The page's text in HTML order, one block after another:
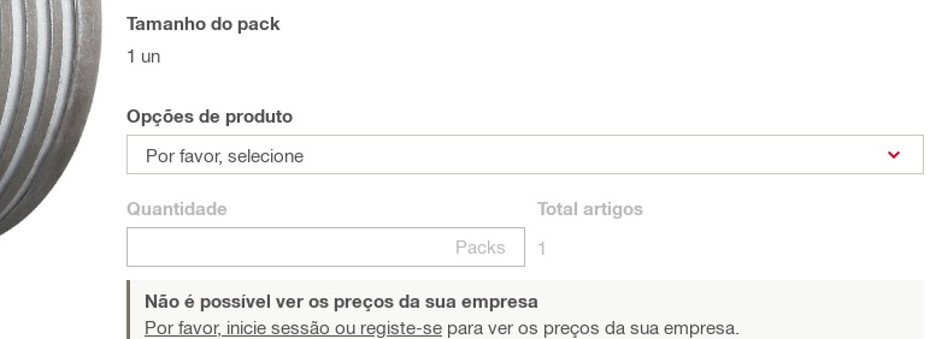
Tamanho do pack
1 un
Opções de produto
Por favor, selecione
Quantidade
Packs
Total artigos
1
Não é possível ver os preços da sua empresa
Por favor, inicie sessão ou registe-se para ver os preços da sua empresa.